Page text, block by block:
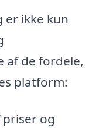
er ikke kun
af de fordele,
platform:
og